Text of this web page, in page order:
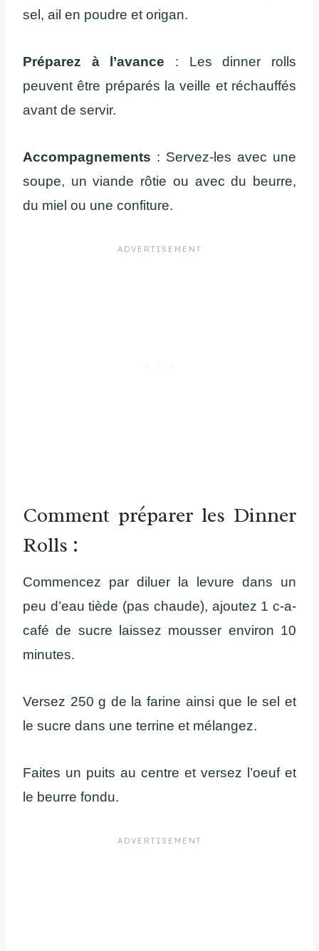
sel, ail en poudre et origan.
Préparez à l’avance : Les dinner rolls
peuvent être préparés la veille et réchauffés
avant de servir.
Accompagnements : Servez-les avec une
soupe, un viande rôtie ou avec du beurre,
du miel ou une confiture.
Comment préparer les Dinner
Rolls :
Commencez par diluer la levure dans un
peu d’eau tiède (pas chaude), ajoutez 1 c-a-
café de sucre laissez mousser environ 10
minutes.
Versez 250 g de la farine ainsi que le sel et
le sucre dans une terrine et mélangez.
Faites un puits au centre et versez l’oeuf et
le beurre fondu.